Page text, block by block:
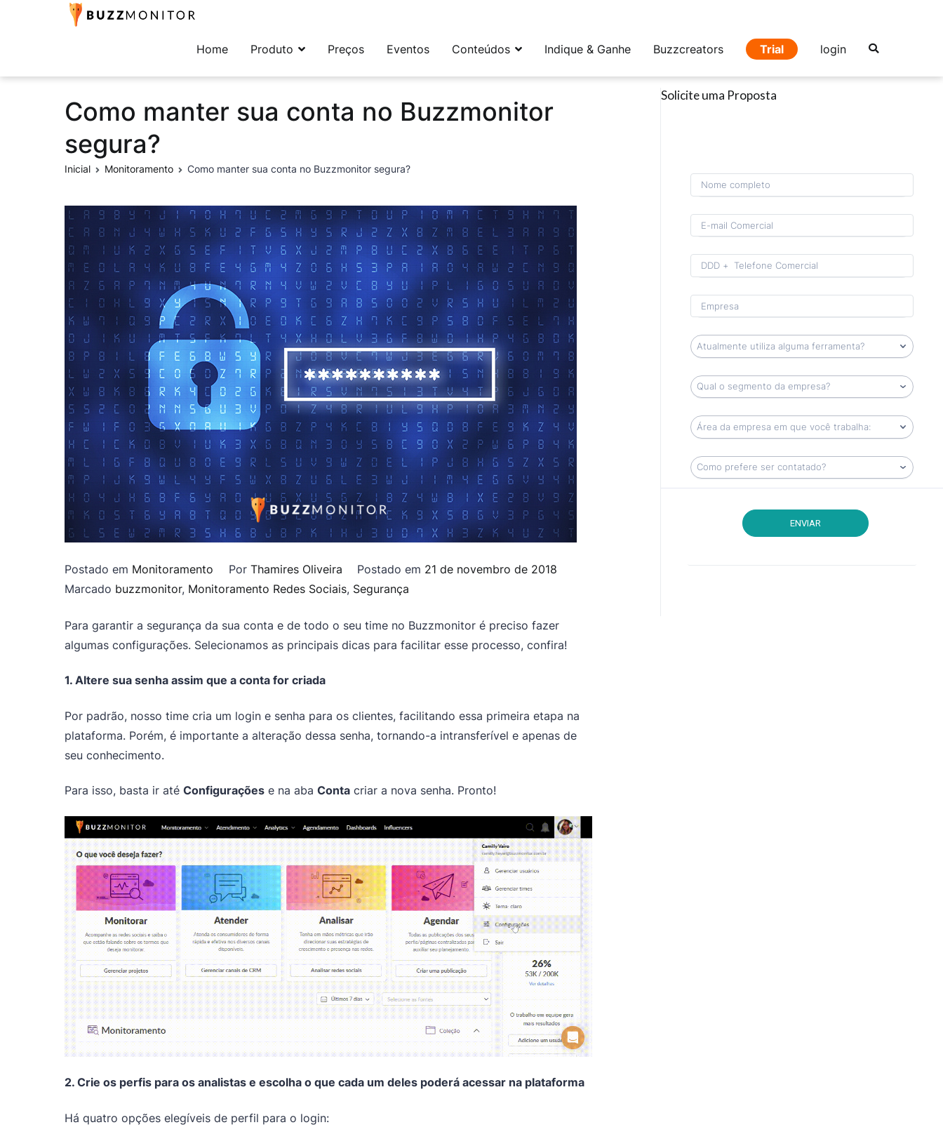
Home Produto Preços Eventos Conteúdos Indique & Ganhe Buzzcreators Trial login
Como manter sua conta no Buzzmonitor
segura?
Inicial Monitoramento Como manter sua conta no Buzzmonitor segura?
Postado em Monitoramento Por Thamires Oliveira Postado em 21 de novembro de 2018
Marcado buzzmonitor, Monitoramento Redes Sociais, Segurança
Para garantir a segurança da sua conta e de todo o seu time no Buzzmonitor é preciso fazer
algumas configurações. Selecionamos as principais dicas para facilitar esse processo, confira!
1. Altere sua senha assim que a conta for criada
Por padrão, nosso time cria um login e senha para os clientes, facilitando essa primeira etapa na
plataforma. Porém, é importante a alteração dessa senha, tornando-a intransferível e apenas de
seu conhecimento.
Para isso, basta ir até Configurações e na aba Conta criar a nova senha. Pronto!
2. Crie os perfis para os analistas e escolha o que cada um deles poderá acessar na plataforma
Há quatro opções elegíveis de perfil para o login:
Solicite uma Proposta
Format: (00) 0 0000-0000.
ENVIAR